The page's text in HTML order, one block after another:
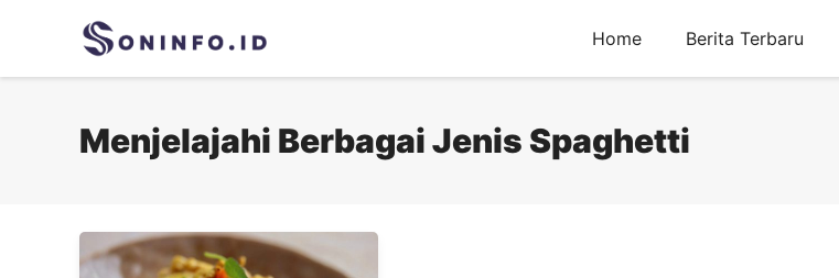
Home Berita Terbaru
Menjelajahi Berbagai Jenis Spaghetti